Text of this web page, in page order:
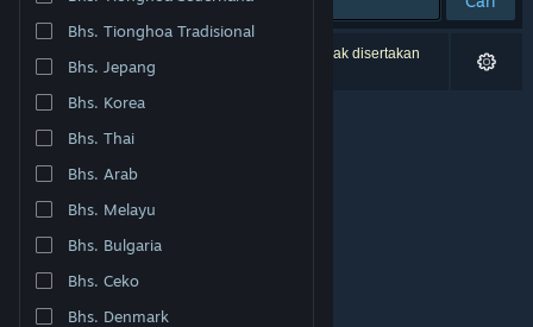
Ubah bahasa
Dapatkan Aplikasi Seluler Steam
Lihat situs web desktop
Bhs. Tionghoa Tradisional
Bhs. Jepang
Bhs. Korea
Bhs. Thai
Bhs. Arab
Bhs. Melayu
Bhs. Bulgaria
Bhs. Ceko
Bhs. Denmark
0 hasil cocok dengan pencarianmu. 3 produk tidak disertakan
berdasarkan preferensimu.